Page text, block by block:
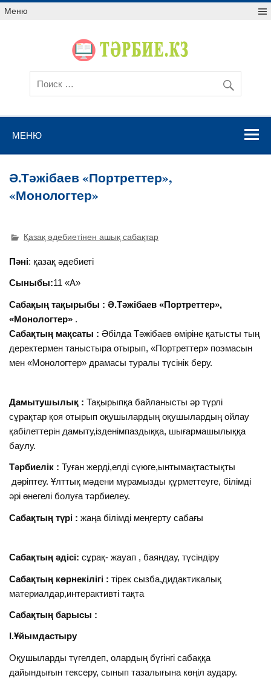
Меню
МЕНЮ
Ә.Тәжібаев «Портреттер»,
«Монологтер»
Қазақ әдебиетінен ашық сабақтар
Пәні: қазақ әдебиеті
Сыныбы:11 «А»
Сабақың тақырыбы : Ә.Тәжібаев «Портреттер»,
«Монологтер» .
Сабақтың мақсаты : Әбілда Тәжібаев өміріне қатысты тың
деректермен таныстыра отырып, «Портреттер» поэмасын
мен «Монологтер» драмасы туралы түсінік беру.
Дамытушылық :Тақырыпқа байланысты әр түрлі
сұрақтар қоя отырып оқушылардың оқушылардың ойлау
қабілеттерін дамыту,ізденімпаздыққа, шығармашылыққа
баулу.
Тәрбиелік :Туған жерді,елді сүюге,ынтымақтастықты
дәріптеу. Ұлттық мәдени мұрамызды құрметтеуге, білімді
әрі өнегелі болуға тәрбиелеу.
Сабақтың түрі : жаңа білімді меңгерту сабағы
Сабақтың әдісі: сұрақ- жауап , баяндау, түсіндіру
Сабақтың көрнекілігі : тірек сызба,дидактикалық
материалдар,интерактивті тақта
Сабақтың барысы :
І.Ұйымдастыру
Оқушыларды түгелдеп, олардың бүгінгі сабаққа
дайындығын тексеру, сынып тазалығына көңіл аудару.